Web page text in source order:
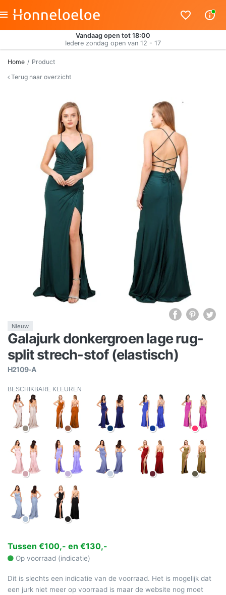
Vandaag open tot 18:00
Iedere zondag open van 12 - 17
Home
Product
Terug naar overzicht
Nieuw
Galajurk donkergroen lage rug-
split strech-stof (elastisch)
H2109-A
BESCHIKBARE KLEUREN
Tussen €100,- en €130,-
Op voorraad (indicatie)
Dit is slechts een indicatie van de voorraad. Het is mogelijk dat
een jurk niet meer op voorraad is maar de website nog moet